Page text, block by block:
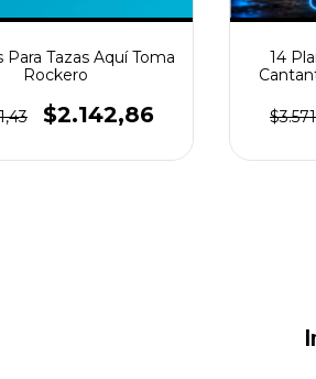
Para Tazas Aquí Toma
Rockero
$2.142,86
14